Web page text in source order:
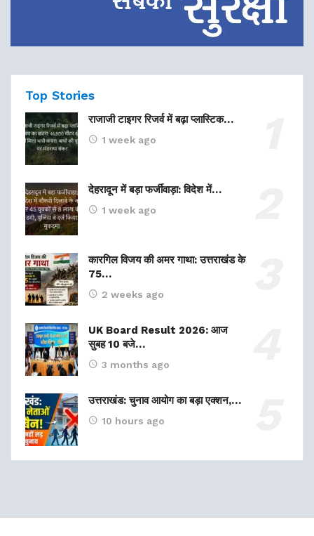
Top Stories
राजाजी टाइगर रिजर्व में बढ़ा प्लास्टिक…
1 week ago
देहरादून में बड़ा फर्जीवाड़ा: विदेश में…
1 week ago
कारगिल विजय की अमर गाथा: उत्तराखंड के
75…
2 weeks ago
UK Board Result 2026: आज
सुबह 10 बजे…
3 months ago
उत्तराखंड: चुनाव आयोग का बड़ा एक्शन,…
10 hours ago